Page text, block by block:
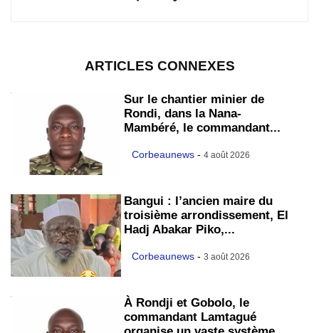
ARTICLES CONNEXES
Sur le chantier minier de
Rondi, dans la Nana-
Mambéré, le commandant...
Corbeaunews - 4 août 2026
Bangui : l’ancien maire du
troisième arrondissement, El
Hadj Abakar Piko,...
Corbeaunews - 3 août 2026
À Rondji et Gobolo, le
commandant Lamtagué